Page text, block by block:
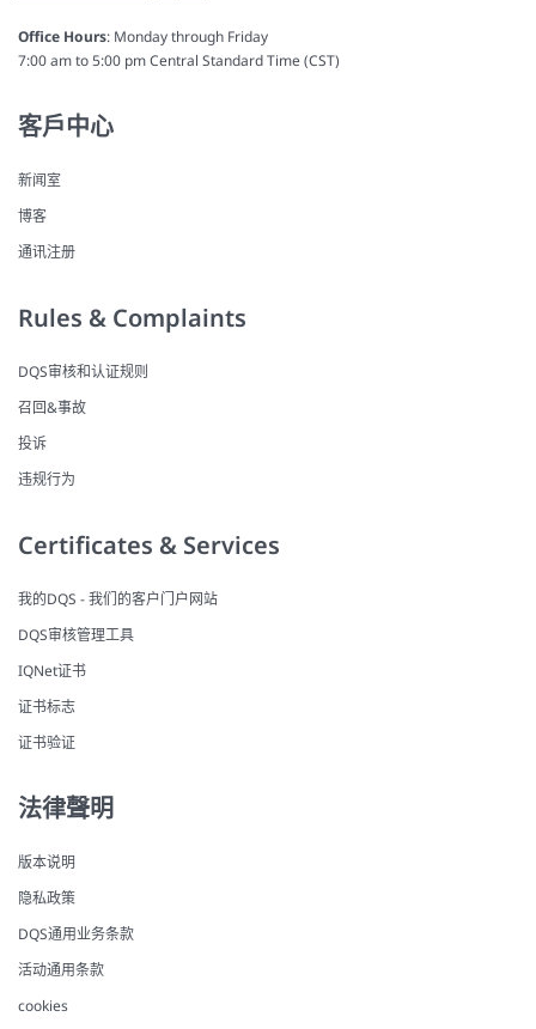
Office Hours: Monday through Friday
7:00 am to 5:00 pm Central Standard Time (CST)
客戶中心
新闻室
博客
通讯注册
Rules & Complaints
DQS审核和认证规则
召回&事故
投诉
违规行为
Certificates & Services
我的DQS - 我们的客户门户网站
DQS审核管理工具
IQNet证书
证书标志
证书验证
法律聲明
版本说明
隐私政策
DQS通用业务条款
活动通用条款
cookies